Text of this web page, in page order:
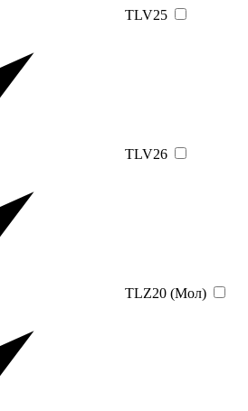
TLV25
TLV26
TLZ20 (Мол)